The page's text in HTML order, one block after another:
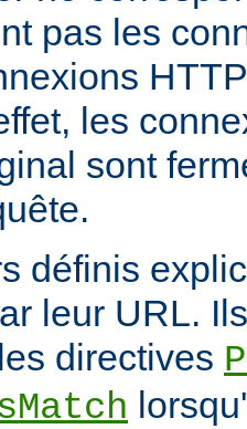
pas les
les
sont
définis
leur URL.
directives